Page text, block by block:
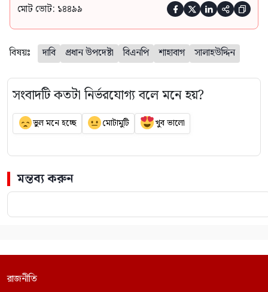
মোট ভোট: ১৪৪৯৯     
বিষয়ঃ দাবি প্রধান উপদেষ্টা বিএনপি শাহাবাগ সালাহউদ্দিন
সংবাদটি কতটা নির্ভরযোগ্য বলে মনে হয়?
ভুল মনে হচ্ছে মোটামুটি খুব ভালো
মন্তব্য করুন
রাজনীতি